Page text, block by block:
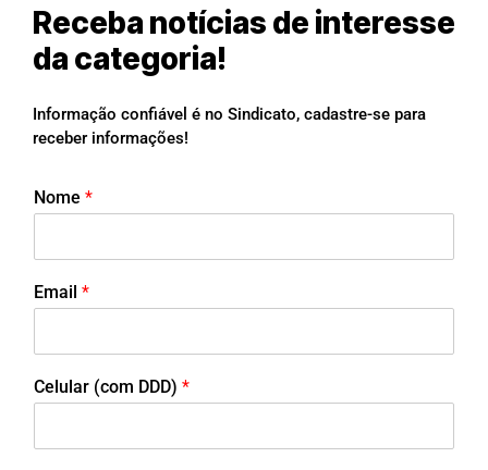
Receba notícias de interesse
da categoria!
Informação confiável é no Sindicato, cadastre-se para
receber informações!
Nome *
Email *
Celular (com DDD) *